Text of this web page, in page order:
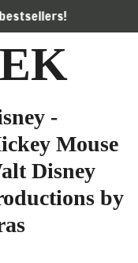
-
Mouse
Disney
by